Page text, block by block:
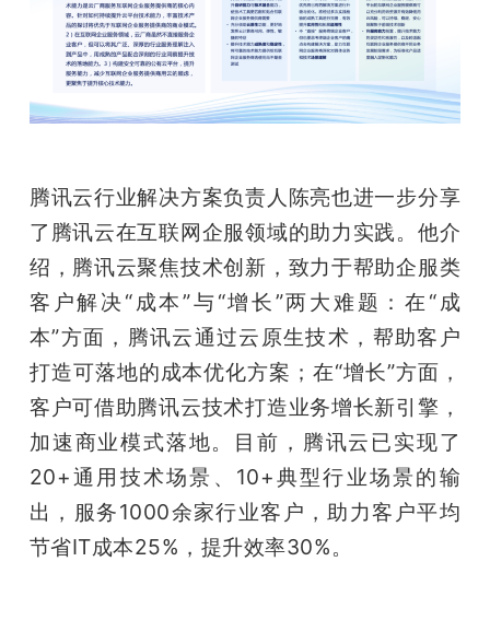
腾讯云行业解决方案负责人陈亮也进一步分享
了腾讯云在互联网企服领域的助力实践。他介
绍，腾讯云聚焦技术创新，致力于帮助企服类
客户解决“成本”与“增长”两大难题：在“成
本”方面，腾讯云通过云原生技术，帮助客户
打造可落地的成本优化方案；在“增长”方面，
客户可借助腾讯云技术打造业务增长新引擎，
加速商业模式落地。目前，腾讯云已实现了
20+通用技术场景、10+典型行业场景的输
出，服务1000余家行业客户，助力客户平均
节省IT成本25%，提升效率30%。